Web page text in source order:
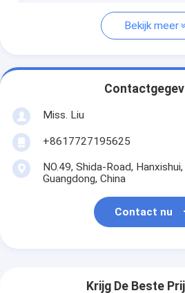
Bekijk meer
Miss. Liu
+8617727195625
NO.49, Shida-Road,
Guangdong, China
Contact nu
Krijg De Beste